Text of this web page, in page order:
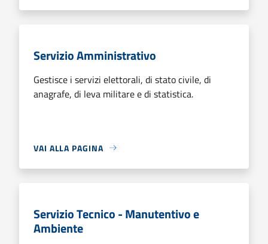
Servizio Amministrativo
Gestisce i servizi elettorali, di stato civile, di
anagrafe, di leva militare e di statistica.
VAI ALLA PAGINA
Servizio Tecnico - Manutentivo e
Ambiente